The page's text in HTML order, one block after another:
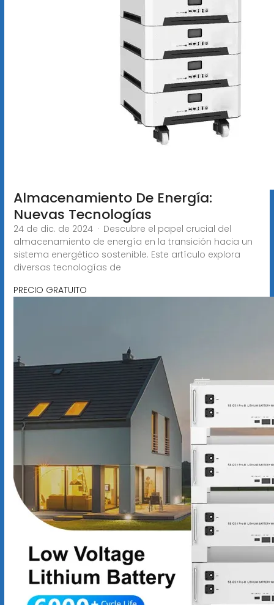
Almacenamiento De Energía:
Nuevas Tecnologías
24 de dic. de 2024 · Descubre el papel crucial del
almacenamiento de energía en la transición hacia un
sistema energético sostenible. Este artículo explora
diversas tecnologías de
PRECIO GRATUITO